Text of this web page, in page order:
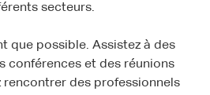
secteurs.
que possible. Assistez à des
conférences et des réunions
rencontrer des professionnels